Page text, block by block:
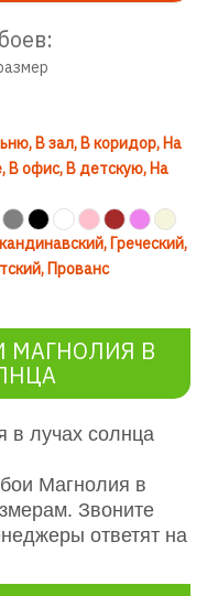
В зал В коридор На
В офис В детскую На
Греческий
Прованс
МАГНОЛИЯ В
в лучах солнца
Магнолия в
Звоните
ответят на